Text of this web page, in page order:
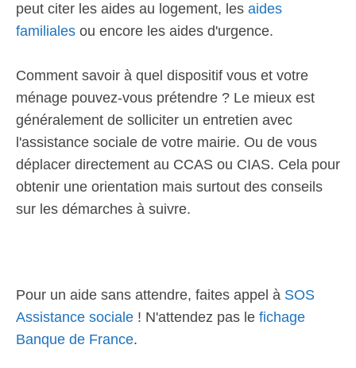
peut citer les aides au logement, les aides
familiales ou encore les aides d'urgence.
Comment savoir à quel dispositif vous et votre
ménage pouvez-vous prétendre ? Le mieux est
généralement de solliciter un entretien avec
l'assistance sociale de votre mairie. Ou de vous
déplacer directement au CCAS ou CIAS. Cela pour
obtenir une orientation mais surtout des conseils
sur les démarches à suivre.
Pour un aide sans attendre, faites appel à SOS
Assistance sociale ! N'attendez pas le fichage
Banque de France.